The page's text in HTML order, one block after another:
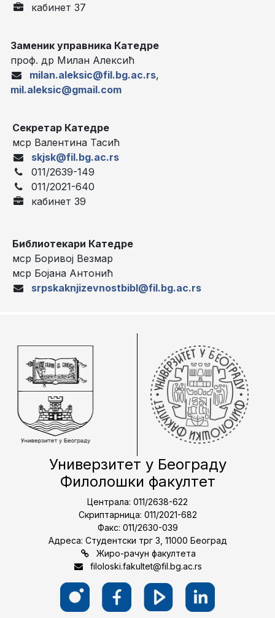
кабинет 37
Заменик управника Катедре
проф. др Милан Алексић
milan.aleksic@fil.bg.ac.rs,
mil.aleksic@gmail.com
Секретар Катедре
мср Валентина Тасић
skjsk@fil.bg.ac.rs
011/2639-149
011/2021-640
кабинет 39
Библиотекари Катедре
мср Боривој Везмар
мср Бојана Антонић
srpskaknjizevnostbibl@fil.bg.ac.rs
Универзитет у Београду
Филолошки факултет
Централа: 011/2638-622
Скриптарница: 011/2021-682
Факс: 011/2630-039
Адреса: Студентски трг 3, 11000 Београд
Жиро-рачун факултета
filoloski.fakultet@fil.bg.ac.rs